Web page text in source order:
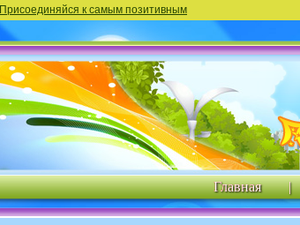
Присоединяйся к самым позитивным
Главная |